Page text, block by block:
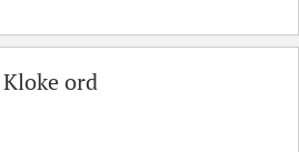
Kloke ord